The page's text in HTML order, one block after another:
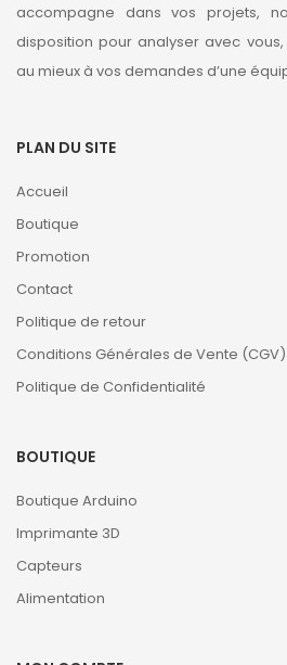
accompagne dans vos projets,
disposition pour analyser avec
au mieux à vos demandes d’une
PLAN DU SITE
Accueil
Boutique
Promotion
Contact
Politique de retour
Conditions Générales de Vente (CGV)
Politique de Confidentialité
BOUTIQUE
Boutique Arduino
Imprimante 3D
Capteurs
Alimentation